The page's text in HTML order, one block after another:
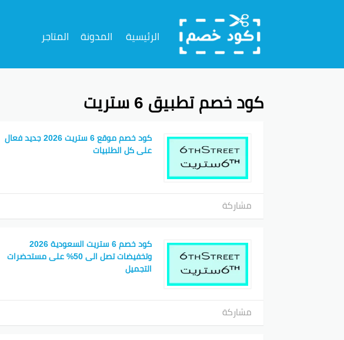
إلى
المحتوى
الرئيسية المدونة المتاجر
كود خصم تطبيق 6 ستريت
كود خصم موقع 6 ستريت 2026 جديد فعال
على كل الطلبيات
مشاركة
كود خصم 6 ستريت السعودية 2026
وتخفيضات تصل الى 50% على مستحضرات
التجميل
مشاركة